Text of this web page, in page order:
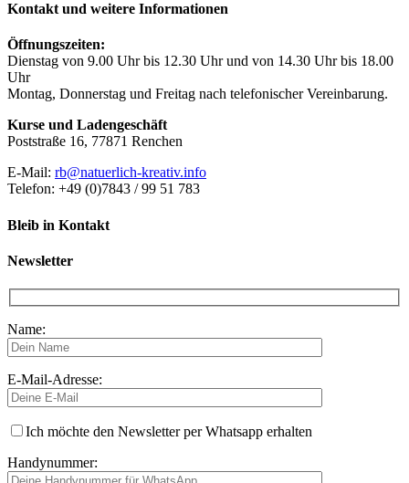
Kontakt und weitere Informationen
Öffnungszeiten:
Dienstag von 9.00 Uhr bis 12.30 Uhr und von 14.30 Uhr bis 18.00
Uhr
Montag, Donnerstag und Freitag nach telefonischer Vereinbarung.
Kurse und Ladengeschäft
Poststraße 16, 77871 Renchen
E-Mail: rb@natuerlich-kreativ.info
Telefon: +49 (0)7843 / 99 51 783
Bleib in Kontakt
Newsletter
Name:
E-Mail-Adresse:
Ich möchte den Newsletter per Whatsapp erhalten
Handynummer: